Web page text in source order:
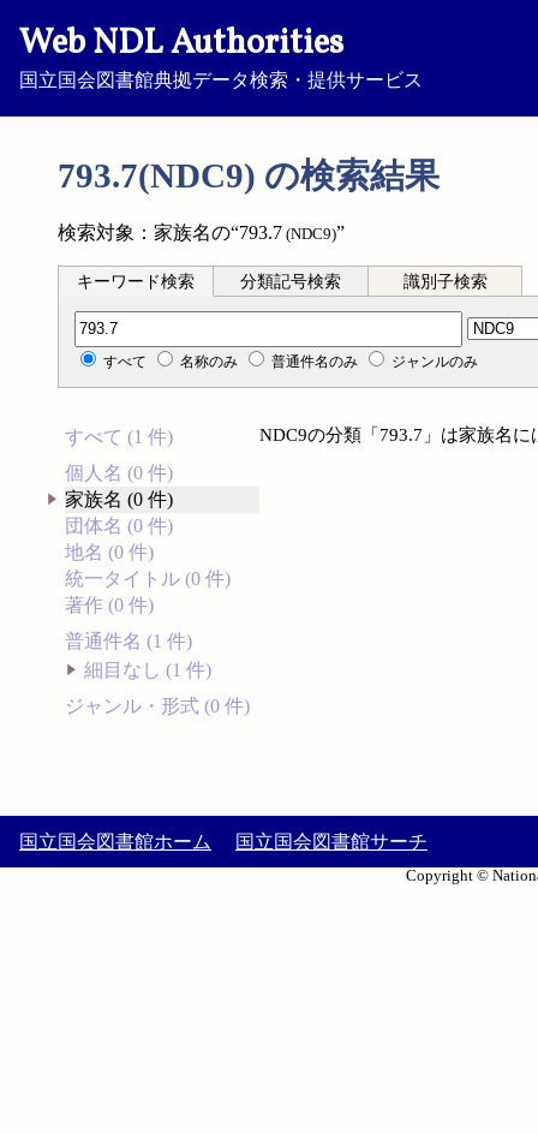
Web NDL Authorities
国立国会図書館典拠データ検索・提供サービス
793.7(NDC9) の検索結果
検索対象：家族名の“793.7 (NDC9)”
キーワード検索 分類記号検索 識別子検索
分類記号検索
すべて 名称のみ 普通件名のみ ジャンルのみ
すべて (1 件)
個人名 (0 件)
家族名 (0 件)
団体名 (0 件)
地名 (0 件)
統一タイトル (0 件)
著作 (0 件)
普通件名 (1 件)
細目なし (1 件)
ジャンル・形式 (0 件)
NDC9の分類「793.7」は家族名
国立国会図書館ホーム 国立国会図書館サーチ
Copyright ©